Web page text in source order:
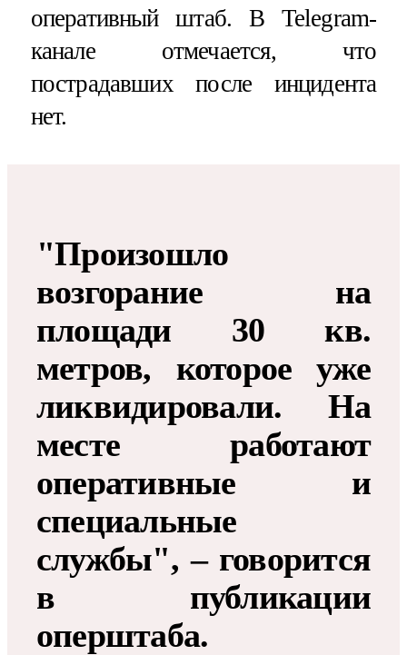
оперативный штаб. В Telegram-
канале отмечается, что
пострадавших после инцидента
нет.
"Произошло
возгорание на
площади 30 кв.
метров, которое уже
ликвидировали. На
месте работают
оперативные и
специальные
службы", – говорится
в публикации
оперштаба.